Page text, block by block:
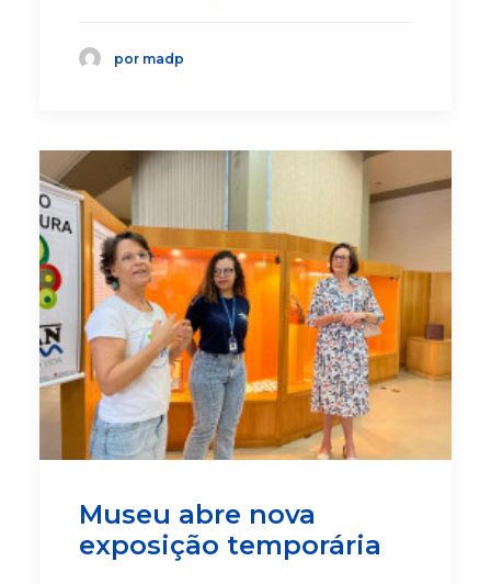
por madp
Museu abre nova
exposição temporária